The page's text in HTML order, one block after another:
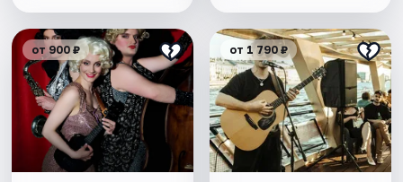
от 900 ₽ от 1 790 ₽